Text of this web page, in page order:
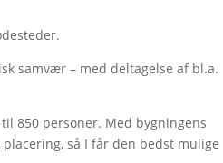
samvær – med deltagelse af bl.a.
850 personer. Med bygningens
så I får den bedst mulige